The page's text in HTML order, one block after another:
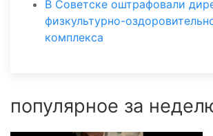
В Советске оштрафовали
физкультурно-
комплекса
популярное за